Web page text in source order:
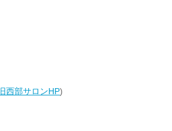
旧西部サロンHP)